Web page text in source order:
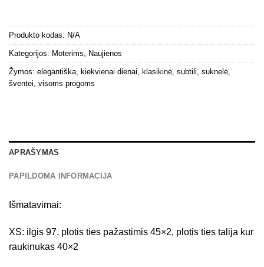
Produkto kodas: N/A
Kategorijos: Moterims Naujienos
Žymos: elegantiška kiekvienai dienai klasikinė subtili suknelė
šventei visoms progoms
APRAŠYMAS
PAPILDOMA INFORMACIJA
Išmatavimai:
XS: ilgis 97, plotis ties pažastimis 45×2, plotis ties talija kur
raukinukas 40×2